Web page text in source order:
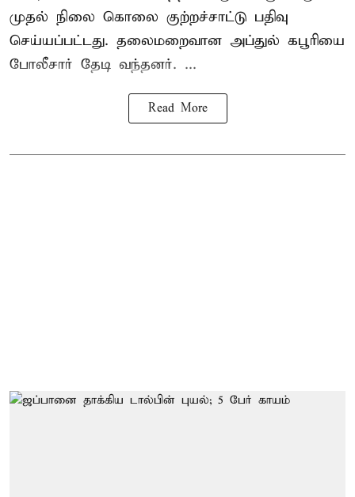
முதல் நிலை கொலை குற்றச்சாட்டு பதிவு
செய்யப்பட்டது. தலைமறைவான அப்துல் கபூரியை
போலீசார் தேடி வந்தனர். ...
Read More